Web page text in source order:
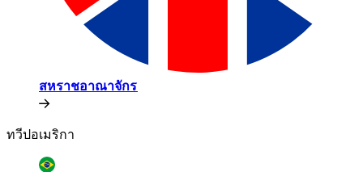
สหราชอาณาจักร​​
ทวีปอเมริกา​​